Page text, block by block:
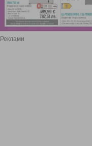
Реклами